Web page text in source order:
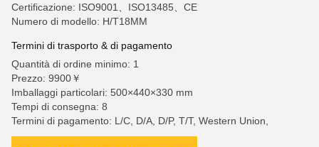
Certificazione: ISO9001、ISO13485、CE
Numero di modello: H/T18MM
Termini di trasporto & di pagamento
Quantità di ordine minimo: 1
Prezzo: 9900￥
Imballaggi particolari: 500×440×330 mm
Tempi di consegna: 8
Termini di pagamento: L/C, D/A, D/P, T/T, Western Union,